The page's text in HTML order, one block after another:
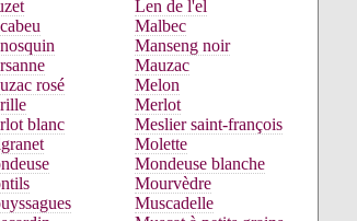
Len de l'el
Malbec
Manseng noir
Mauzac
rosé
Melon
Merlot
blanc
Meslier saint-françois
Molette
Mondeuse blanche
Mourvèdre
Muscadelle